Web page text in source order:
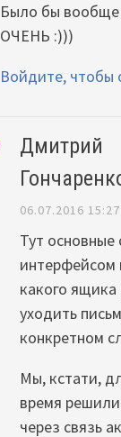
Было бы
ОЧЕНЬ :)))
Войдите, чтобы
Дмитрий
06.07.2016 15:27
Тут основные
интерфейсом
какого
уходить
конкретном
Мы, кстати,
время
через связь